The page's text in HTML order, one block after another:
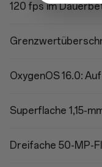
120 fps im
OxygenOS 16.0:
Superflache 1,15-
Dreifache 50-MP-